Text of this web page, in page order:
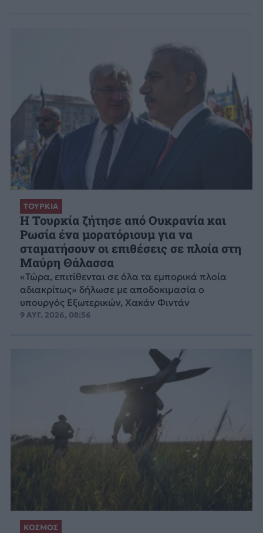
ΤΟΥΡΚΙΑ
Η Τουρκία ζήτησε από Ουκρανία και
Ρωσία ένα μορατόριουμ για να
σταματήσουν οι επιθέσεις σε πλοία στη
Μαύρη Θάλασσα
«Τώρα, επιτίθενται σε όλα τα εμπορικά πλοία
αδιακρίτως» δήλωσε με αποδοκιμασία ο
υπουργός Εξωτερικών, Χακάν Φιντάν
9 ΑΥΓ. 2026, 08:56
ΚΟΣΜΟΣ